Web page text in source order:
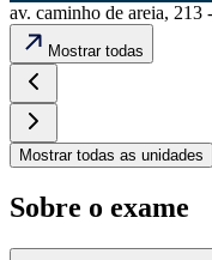
av. caminho de areia, 213
Mostrar todas
Mostrar todas as unidades
Sobre o exame